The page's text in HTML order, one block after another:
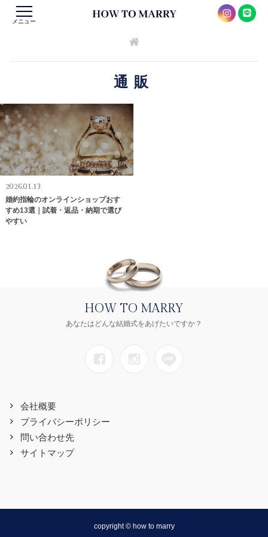
メニュー
通販
2026.01.13
婚約指輪のオンラインショップおす
すめ13選｜試着・返品・納期で選び
やすい
HOW TO MARRY
あなたはどんな結婚式をあげたいですか？
会社概要
プライバシーポリシー
問い合わせ先
サイトマップ
copyright © how to marry